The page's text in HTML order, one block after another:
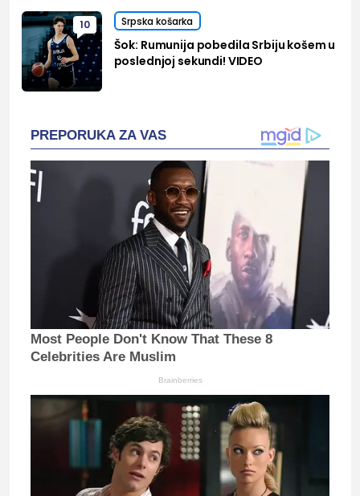
10 Srpska košarka
Šok: Rumunija pobedila Srbiju košem u
poslednjoj sekundi! VIDEO
PREPORUKA ZA VAS
Most People Don't Know That These 8
Celebrities Are Muslim
Brainberries